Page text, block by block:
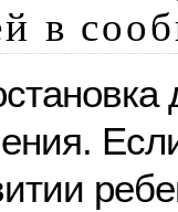
в